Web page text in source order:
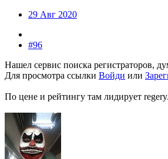
29 Авг 2020
#96
Нашел сервис поиска регистраторов,
Для просмотра ссылки Войди или
По цене и рейтингу там лидирует